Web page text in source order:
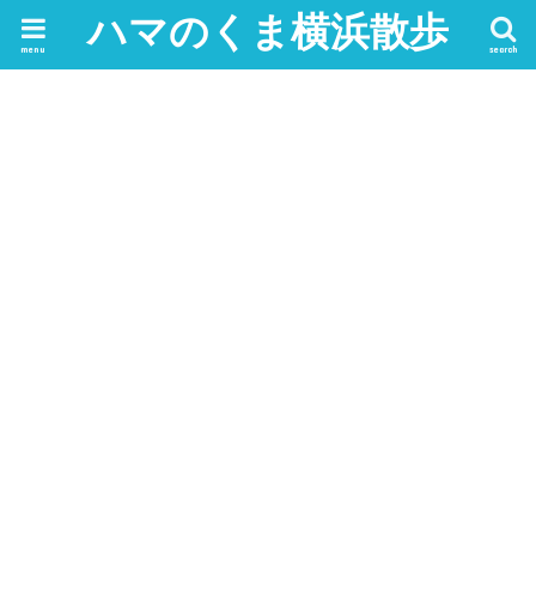
ハマのくま横浜散歩 search
menu